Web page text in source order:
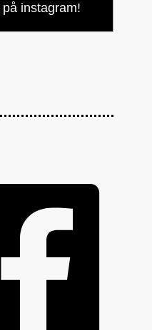
på instagram!